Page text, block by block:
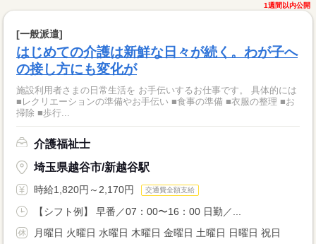
1週間以内公開
[一般派遣]
はじめての介護は新鮮な日々が続く。わが子へ
の接し方にも変化が
施設利用者さまの日常生活を お手伝いするお仕事です。 具体的には
■レクリエーションの準備やお手伝い ■食事の準備 ■衣服の整理 ■お
掃除 ■歩行...
介護福祉士
埼玉県越谷市/新越谷駅
時給1,820円～2,170円 交通費全額支給
【シフト例】 早番／07：00〜16：00 日勤／...
月曜日 火曜日 水曜日 木曜日 金曜日 土曜日 日曜日 祝日